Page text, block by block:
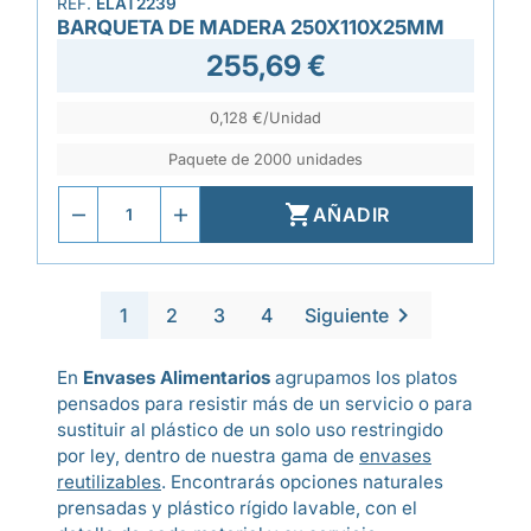
BARQUETA DE MADERA 250X110X25MM
255,69 €
0,128 €/Unidad
Paquete de 2000 unidades
AÑADIR
1 2 3 4 Siguiente
En Envases Alimentarios agrupamos los platos
pensados para resistir más de un servicio o para
sustituir al plástico de un solo uso restringido
por ley, dentro de nuestra gama de envases
reutilizables. Encontrarás opciones naturales
prensadas y plástico rígido lavable, con el